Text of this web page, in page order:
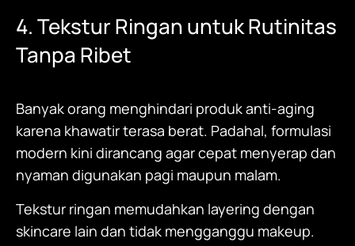
4. Tekstur Ringan untuk Rutinitas
Tanpa Ribet
Banyak orang menghindari produk anti-aging
karena khawatir terasa berat. Padahal, formulasi
modern kini dirancang agar cepat menyerap dan
nyaman digunakan pagi maupun malam.
Tekstur ringan memudahkan layering dengan
skincare lain dan tidak mengganggu makeup.